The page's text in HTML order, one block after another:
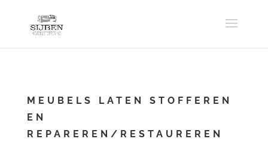
MEUBELS LATEN STOFFEREN
EN
REPAREREN/RESTAUREREN